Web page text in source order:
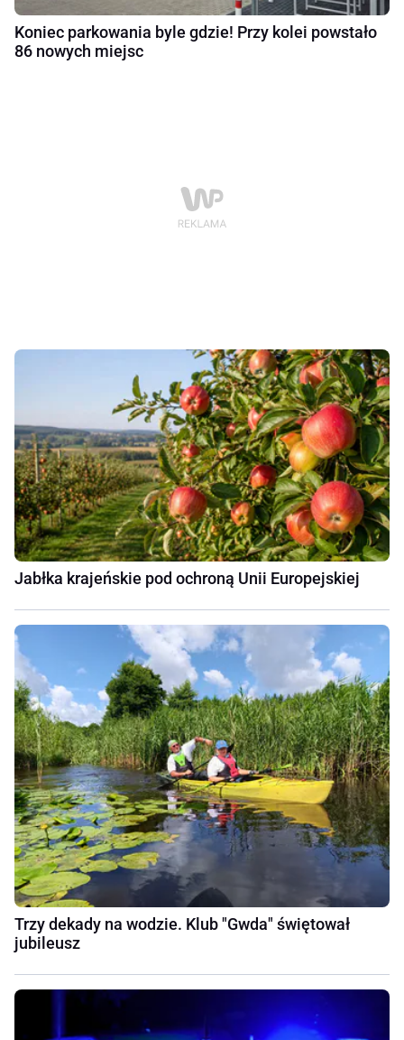
Koniec parkowania byle gdzie! Przy kolei powstało
86 nowych miejsc
Jabłka krajeńskie pod ochroną Unii Europejskiej
Trzy dekady na wodzie. Klub "Gwda" świętował
jubileusz